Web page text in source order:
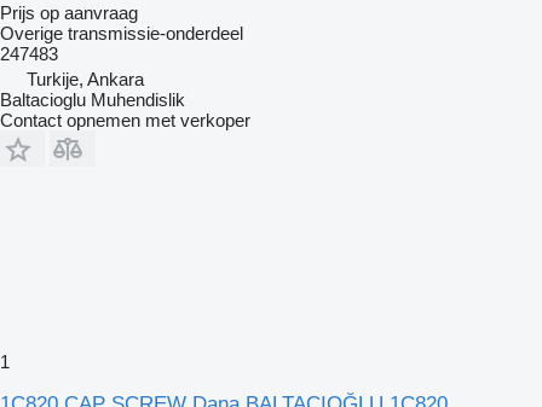
Prijs op aanvraag
Overige transmissie-onderdeel
247483
Turkije, Ankara
Baltacioglu Muhendislik
Contact opnemen met verkoper
1